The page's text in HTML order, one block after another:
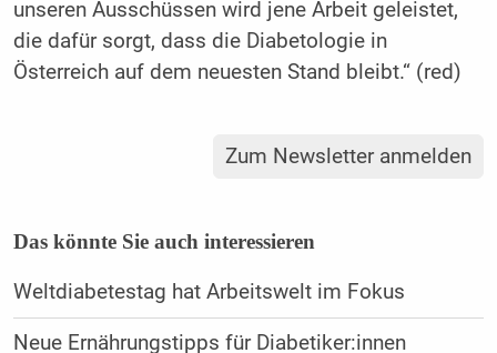
unseren Ausschüssen wird jene Arbeit geleistet,
die dafür sorgt, dass die Diabetologie in
Österreich auf dem neuesten Stand bleibt.“ (red)
Zum Newsletter anmelden
Das könnte Sie auch interessieren
Weltdiabetestag hat Arbeitswelt im Fokus
Neue Ernährungstipps für Diabetiker:innen